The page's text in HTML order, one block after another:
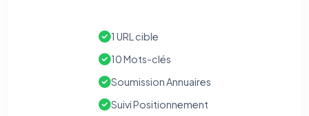
1 URL cible
10 Mots-clés
Soumission Annuaires
Suivi Positionnement